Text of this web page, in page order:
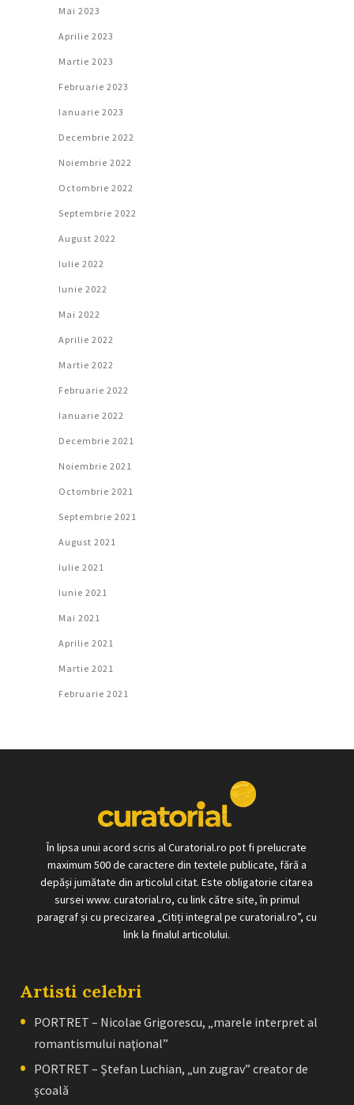
Mai 2023
Aprilie 2023
Martie 2023
Februarie 2023
Ianuarie 2023
Decembrie 2022
Noiembrie 2022
Octombrie 2022
Septembrie 2022
August 2022
Iulie 2022
Iunie 2022
Mai 2022
Aprilie 2022
Martie 2022
Februarie 2022
Ianuarie 2022
Decembrie 2021
Noiembrie 2021
Octombrie 2021
Septembrie 2021
August 2021
Iulie 2021
Iunie 2021
Mai 2021
Aprilie 2021
Martie 2021
Februarie 2021
În lipsa unui acord scris al Curatorial.ro pot fi prelucrate
maximum 500 de caractere din textele publicate, fără a
depăși jumătate din articolul citat. Este obligatorie citarea
sursei www. curatorial.ro, cu link către site, în primul
paragraf și cu precizarea „Citiți integral pe curatorial.ro”, cu
link la finalul articolului.
Artisti celebri
PORTRET – Nicolae Grigorescu, „marele interpret al
romantismului naţional”
PORTRET – Ştefan Luchian, „un zugrav” creator de
școală